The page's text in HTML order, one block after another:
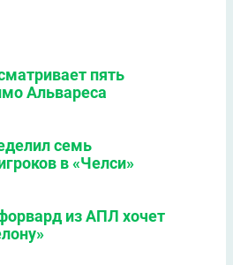
пять
Альвареса
семь
в «Челси»
из АПЛ хочет